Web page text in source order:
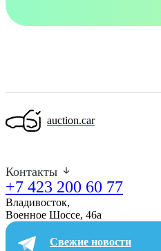
auction.car
Контакты
+7 423 200 60 77
Владивосток,
Военное Шоссе, 46а​
Свежие новости